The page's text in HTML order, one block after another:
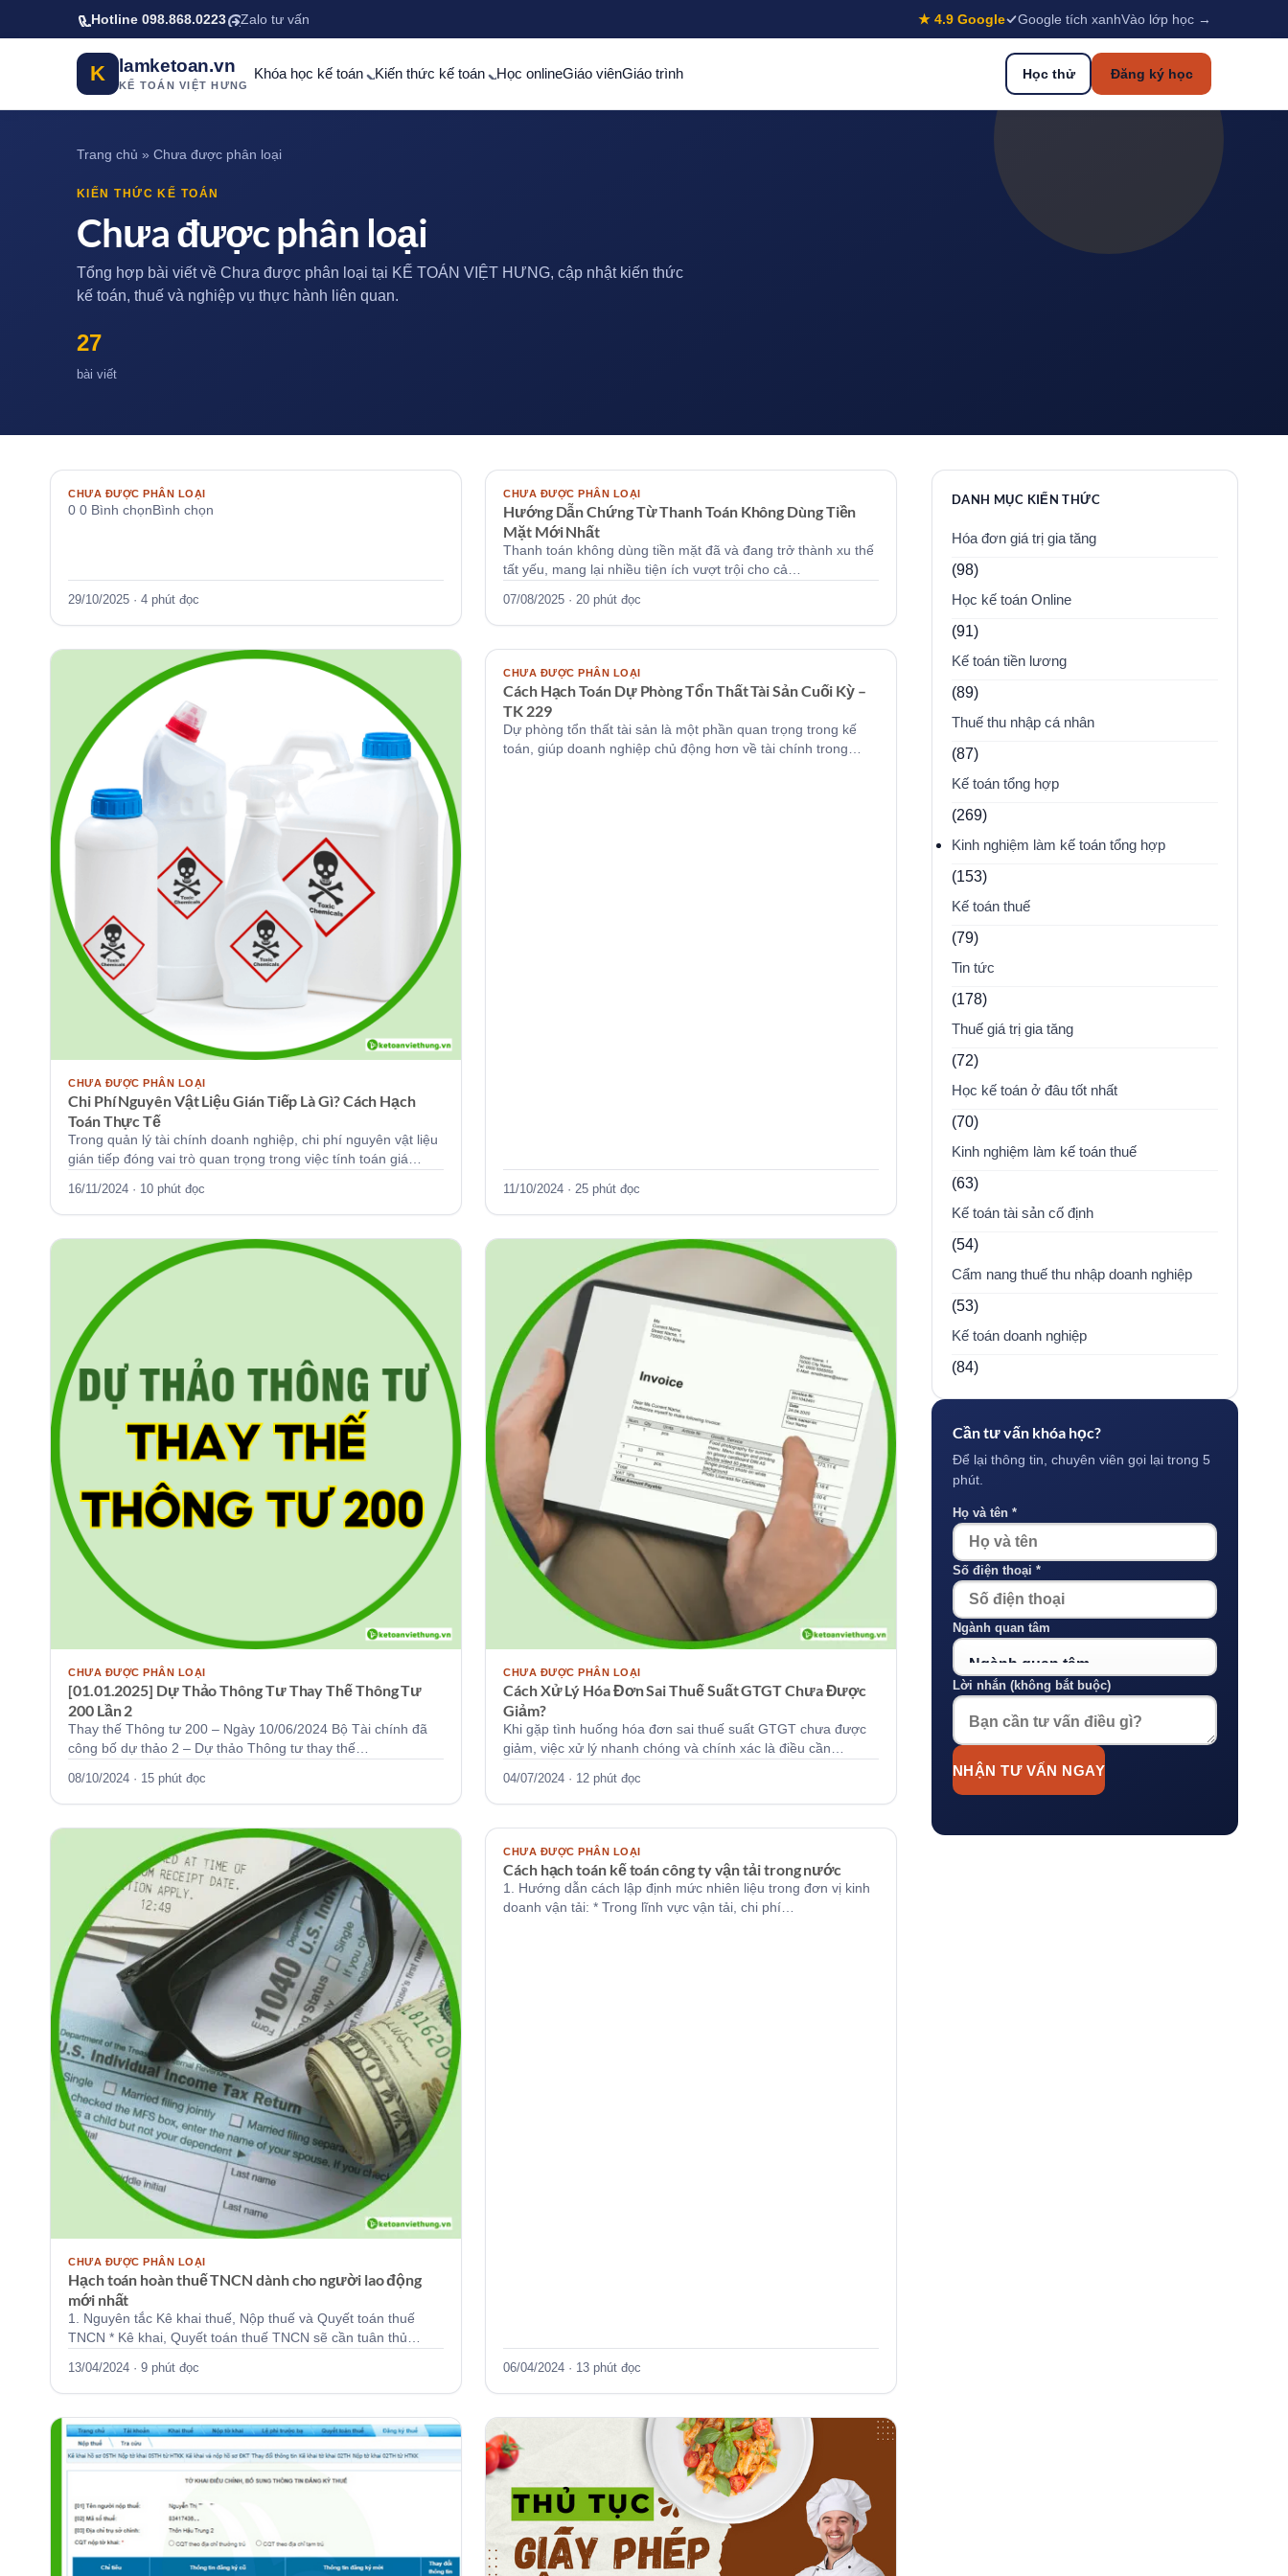
Bỏ qua tới nội dung chính
Hotline 098.868.0223 Zalo tư vấn ★ 4.9 Google Google tích xanhVào lớp học →
K lamketoan.vn
KẾ TOÁN VIỆT HƯNG
Khóa học kế toán Kiến thức kế toán Học onlineGiáo viênGiáo trình Học thử Đăng ký học
Trang chủ » Chưa được phân loại
KIẾN THỨC KẾ TOÁN
Chưa được phân loại
Tổng hợp bài viết về Chưa được phân loại tại KẾ TOÁN VIỆT HƯNG, cập nhật kiến thức
kế toán, thuế và nghiệp vụ thực hành liên quan.
27
bài viết
KTVH
CHƯA ĐƯỢC PHÂN LOẠI
0 0 Bình chọnBình chọn
29/10/2025 · 4 phút đọc
KTVH
CHƯA ĐƯỢC PHÂN LOẠI
Hướng Dẫn Chứng Từ Thanh Toán Không Dùng Tiền
Mặt Mới Nhất
Thanh toán không dùng tiền mặt đã và đang trở thành xu thế
tất yếu, mang lại nhiều tiện ích vượt trội cho cả…
07/08/2025 · 20 phút đọc
CHƯA ĐƯỢC PHÂN LOẠI
Chi Phí Nguyên Vật Liệu Gián Tiếp Là Gì? Cách Hạch
Toán Thực Tế
Trong quản lý tài chính doanh nghiệp, chi phí nguyên vật liệu
gián tiếp đóng vai trò quan trọng trong việc tính toán giá…
16/11/2024 · 10 phút đọc
KTVH
CHƯA ĐƯỢC PHÂN LOẠI
Cách Hạch Toán Dự Phòng Tổn Thất Tài Sản Cuối Kỳ –
TK 229
Dự phòng tổn thất tài sản là một phần quan trọng trong kế
toán, giúp doanh nghiệp chủ động hơn về tài chính trong…
11/10/2024 · 25 phút đọc
CHƯA ĐƯỢC PHÂN LOẠI
[01.01.2025] Dự Thảo Thông Tư Thay Thế Thông Tư
200 Lần 2
Thay thế Thông tư 200 – Ngày 10/06/2024 Bộ Tài chính đã
công bố dự thảo 2 – Dự thảo Thông tư thay thế…
08/10/2024 · 15 phút đọc
CHƯA ĐƯỢC PHÂN LOẠI
Cách Xử Lý Hóa Đơn Sai Thuế Suất GTGT Chưa Được
Giảm?
Khi gặp tình huống hóa đơn sai thuế suất GTGT chưa được
giảm, việc xử lý nhanh chóng và chính xác là điều cần…
04/07/2024 · 12 phút đọc
CHƯA ĐƯỢC PHÂN LOẠI
Hạch toán hoàn thuế TNCN dành cho người lao động
mới nhất
1. Nguyên tắc Kê khai thuế, Nộp thuế và Quyết toán thuế
TNCN * Kê khai, Quyết toán thuế TNCN sẽ cần tuân thủ…
13/04/2024 · 9 phút đọc
KTVH
CHƯA ĐƯỢC PHÂN LOẠI
Cách hạch toán kế toán công ty vận tải trong nước
1. Hướng dẫn cách lập định mức nhiên liệu trong đơn vị kinh
doanh vận tải: * Trong lĩnh vực vận tải, chi phí…
06/04/2024 · 13 phút đọc
DANH MỤC KIẾN THỨC
Hóa đơn giá trị gia tăng
(98)
Học kế toán Online
(91)
Kế toán tiền lương
(89)
Thuế thu nhập cá nhân
(87)
Kế toán tổng hợp
(269)
Kinh nghiệm làm kế toán tổng hợp
(153)
Kế toán thuế
(79)
Tin tức
(178)
Thuế giá trị gia tăng
(72)
Học kế toán ở đâu tốt nhất
(70)
Kinh nghiệm làm kế toán thuế
(63)
Kế toán tài sản cố định
(54)
Cẩm nang thuế thu nhập doanh nghiệp
(53)
Kế toán doanh nghiệp
(84)
Cần tư vấn khóa học?
Để lại thông tin, chuyên viên gọi lại trong 5
phút.
Họ và tên *
Số điện thoại *
Ngành quan tâm
Lời nhắn (không bắt buộc)
NHẬN TƯ VẤN NGAY